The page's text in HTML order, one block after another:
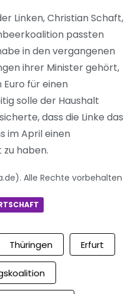
Linken, Christian Schaft,
passten
in den vergangenen
ihrer Minister gehört,
Euro für einen
solle der Haushalt
dass die Linke das
im April einen
haben.
Alle Rechte vorbehalten
Thüringen Erfurt